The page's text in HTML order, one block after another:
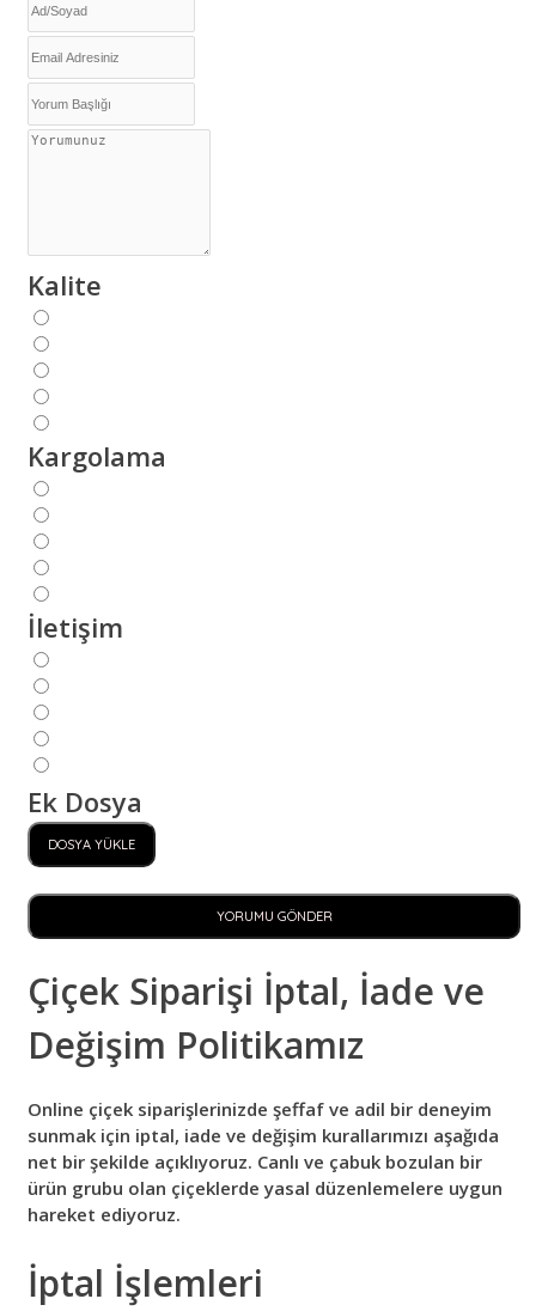
Kalite
Kargolama
İletişim
Ek Dosya
DOSYA YÜKLE
YORUMU GÖNDER
Çiçek Siparişi İptal, İade ve
Değişim Politikamız
Online çiçek siparişlerinizde şeffaf ve adil bir deneyim
sunmak için iptal, iade ve değişim kurallarımızı aşağıda
net bir şekilde açıklıyoruz. Canlı ve çabuk bozulan bir
ürün grubu olan çiçeklerde yasal düzenlemelere uygun
hareket ediyoruz.
İptal İşlemleri